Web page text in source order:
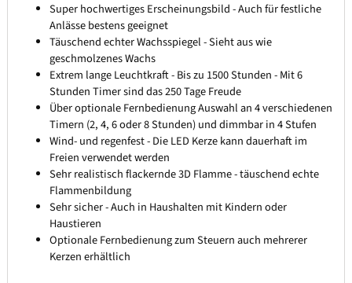
Super hochwertiges Erscheinungsbild - Auch für festliche
Anlässe bestens geeignet
Täuschend echter Wachsspiegel - Sieht aus wie
geschmolzenes Wachs
Extrem lange Leuchtkraft - Bis zu 1500 Stunden - Mit 6
Stunden Timer sind das 250 Tage Freude
Über optionale Fernbedienung Auswahl an 4 verschiedenen
Timern (2, 4, 6 oder 8 Stunden) und dimmbar in 4 Stufen
Wind- und regenfest - Die LED Kerze kann dauerhaft im
Freien verwendet werden
Sehr realistisch flackernde 3D Flamme - täuschend echte
Flammenbildung
Sehr sicher - Auch in Haushalten mit Kindern oder
Haustieren
Optionale Fernbedienung zum Steuern auch mehrerer
Kerzen erhältlich